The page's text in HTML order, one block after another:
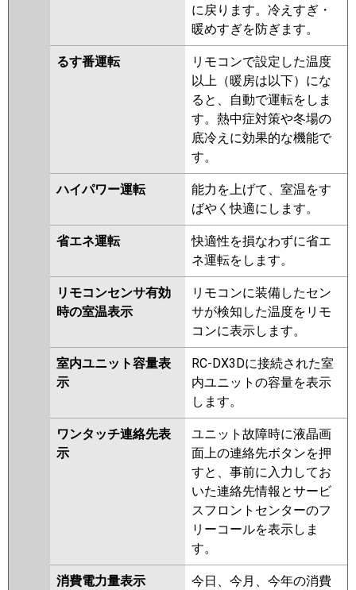
に戻ります。冷えすぎ・
暖めすぎを防ぎます。
るす番運転
リモコンで設定した温度
以上（暖房は以下）にな
ると、自動で運転をしま
す。熱中症対策や冬場の
底冷えに効果的な機能で
す。
ハイパワー運転
能力を上げて、室温をす
ばやく快適にします。
省エネ運転
快適性を損なわずに省エ
ネ運転をします。
リモコンセンサ有効
時の室温表示
リモコンに装備したセン
サが検知した温度をリモ
コンに表示します。
室内ユニット容量表
示
RC-DX3Dに接続された室
内ユニットの容量を表示
します。
ワンタッチ連絡先表
示
ユニット故障時に液晶画
面上の連絡先ボタンを押
すと、事前に入力してお
いた連絡先情報とサービ
スフロントセンターのフ
リーコールを表示しま
す。
消費電力量表示
今日、今月、今年の消費